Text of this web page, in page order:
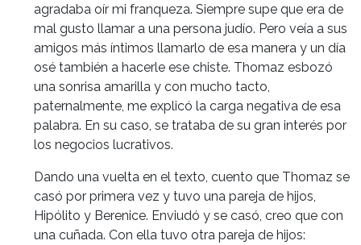
agradaba oír mi franqueza. Siempre supe que era de
mal gusto llamar a una persona judío. Pero veía a sus
amigos más íntimos llamarlo de esa manera y un día
osé también a hacerle ese chiste. Thomaz esbozó
una sonrisa amarilla y con mucho tacto,
paternalmente, me explicó la carga negativa de esa
palabra. En su caso, se trataba de su gran interés por
los negocios lucrativos.
Dando una vuelta en el texto, cuento que Thomaz se
casó por primera vez y tuvo una pareja de hijos,
Hipólito y Berenice. Enviudó y se casó, creo que con
una cuñada. Con ella tuvo otra pareja de hijos: